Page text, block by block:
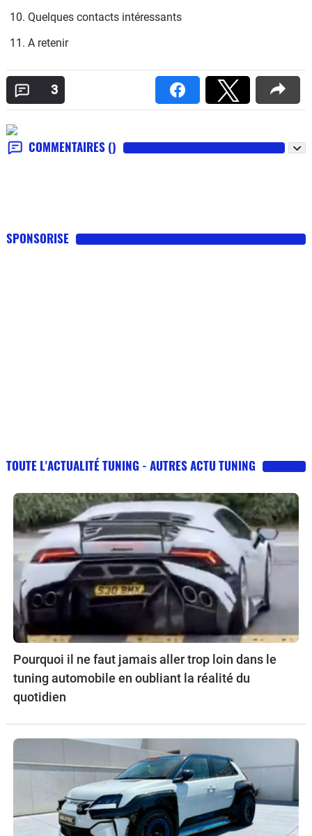
10. Quelques contacts intéressants
11. A retenir
3
COMMENTAIRES ()
SPONSORISE
TOUTE L'ACTUALITÉ TUNING - AUTRES ACTU TUNING
Pourquoi il ne faut jamais aller trop loin dans le
tuning automobile en oubliant la réalité du
quotidien